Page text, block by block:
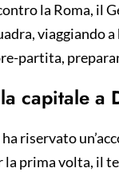
la Roma, il
viaggiando
partita,
capitale a
ha riservato
la prima volta, il